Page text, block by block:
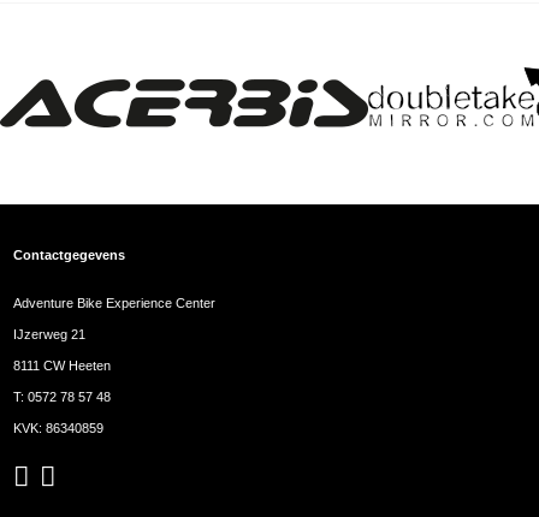
Contactgegevens
Adventure Bike Experience Center
IJzerweg 21
8111 CW Heeten
T:0572 78 57 48
KVK: 86340859